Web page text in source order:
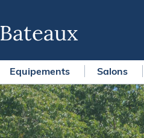
Bateaux
MÉTÉO MARINE
LIFESTYLE
Shopping
Equipements Salons